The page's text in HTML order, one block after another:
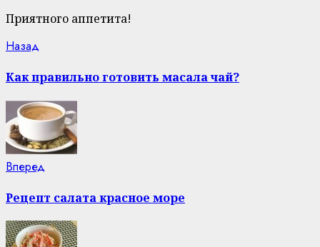
Приятного аппетита!
Continue
Reading
Назад
Как правильно готовить масала чай?
Вперед
Рецепт салата красное море